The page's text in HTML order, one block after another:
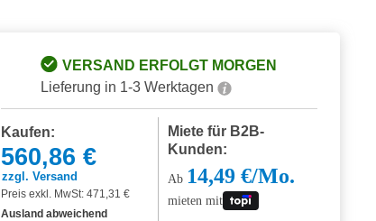
VERSAND ERFOLGT MORGEN
Lieferung in 1-3 Werktagen
Kaufen:
560,86 €
zzgl. Versand
Preis exkl. MwSt: 471,31 €
Ausland abweichend
Miete für B2B-
Kunden:
Ab 14,49 €/Mo.
mieten mit